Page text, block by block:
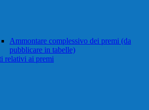
Ammontare complessivo dei premi (da
pubblicare in tabelle)
relativi ai premi